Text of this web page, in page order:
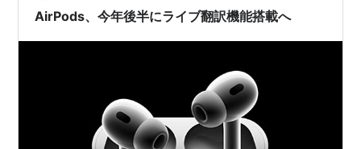
AirPods、今年後半にライブ翻訳機能搭載へ